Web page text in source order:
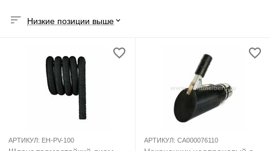
Низкие позиции выше
АРТИКУЛ: EH-PV-100 АРТИКУЛ: CA000076110